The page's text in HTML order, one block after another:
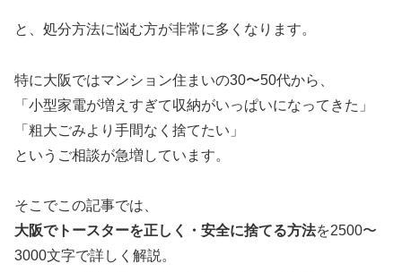
と、処分方法に悩む方が非常に多くなります。
特に大阪ではマンション住まいの30〜50代から、
「小型家電が増えすぎて収納がいっぱいになってきた」
「粗大ごみより手間なく捨てたい」
というご相談が急増しています。
そこでこの記事では、
大阪でトースターを正しく・安全に捨てる方法を2500〜
3000文字で詳しく解説。